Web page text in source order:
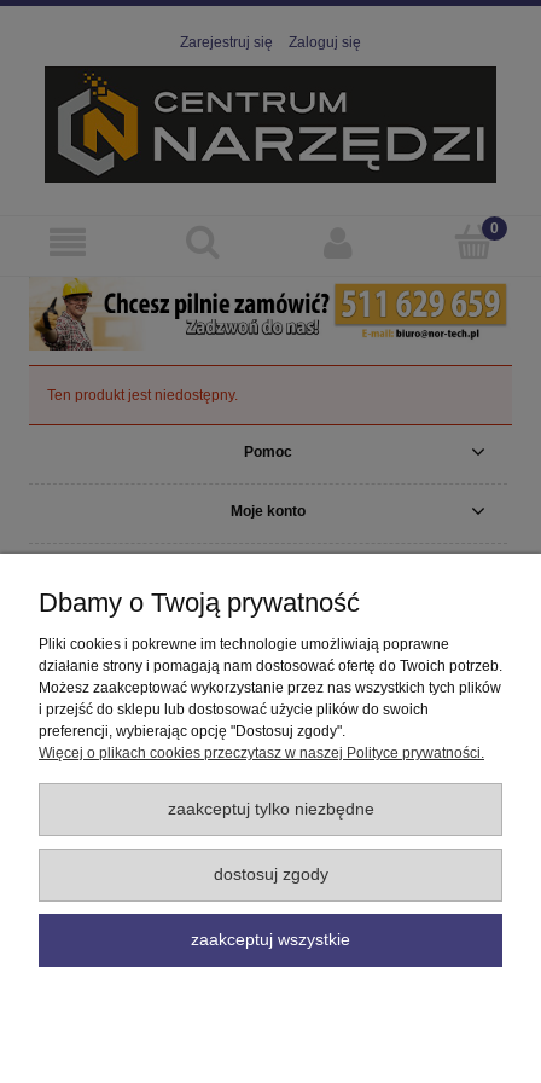
Zarejestruj się Zaloguj się
Ten produkt jest niedostępny.
Pomoc
Moje konto
O nas
pokaż pełną wersję strony
Sklep internetowy Shoper Premium
Dbamy o Twoją prywatność
Pliki cookies i pokrewne im technologie umożliwiają poprawne
działanie strony i pomagają nam dostosować ofertę do Twoich potrzeb.
Możesz zaakceptować wykorzystanie przez nas wszystkich tych plików
i przejść do sklepu lub dostosować użycie plików do swoich
preferencji, wybierając opcję "Dostosuj zgody".
Więcej o plikach cookies przeczytasz w naszej Polityce prywatności.
zaakceptuj tylko niezbędne
dostosuj zgody
zaakceptuj wszystkie